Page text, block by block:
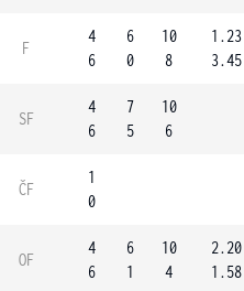
F
4
6
6
0
10
8
1.23
3.45
SF
4
6
7
5
10
6
ČF
1
0
OF
4
6
6
1
10
4
2.20
1.58